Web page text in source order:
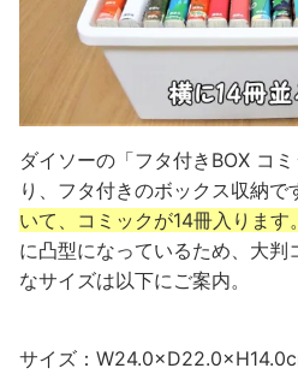
ダイソーの「フタ付きBOX コ
り、フタ付きのボックス収納で
いて、コミックが14冊入ります。
に凸型になっているため、大判
なサイズは以下にご案内。
サイズ：